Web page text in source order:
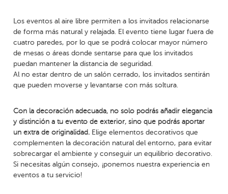
Los eventos al aire libre permiten a los invitados relacionarse
de forma más natural y relajada. El evento tiene lugar fuera de
cuatro paredes, por lo que se podrá colocar mayor número
de mesas o áreas donde sentarse para que los invitados
puedan mantener la distancia de seguridad.
Al no estar dentro de un salón cerrado, los invitados sentirán
que pueden moverse y levantarse con más soltura.
Con la decoración adecuada, no solo podrás añadir elegancia
y distinción a tu evento de exterior, sino que podrás aportar
un extra de originalidad. Elige elementos decorativos que
complementen la decoración natural del entorno, para evitar
sobrecargar el ambiente y conseguir un equilibrio decorativo.
Si necesitas algún consejo, ¡ponemos nuestra experiencia en
eventos a tu servicio!